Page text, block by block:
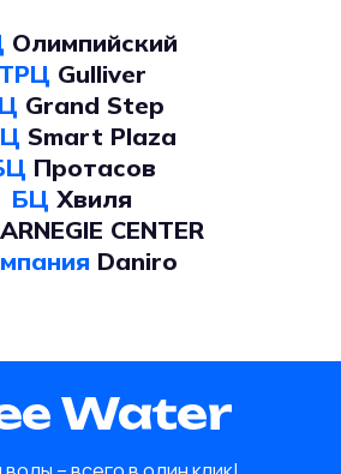
Олимпийский
ТРЦ Gulliver
Grand Step
Smart Plaza
Протасов
БЦ Хвиля
CENTER
Daniro